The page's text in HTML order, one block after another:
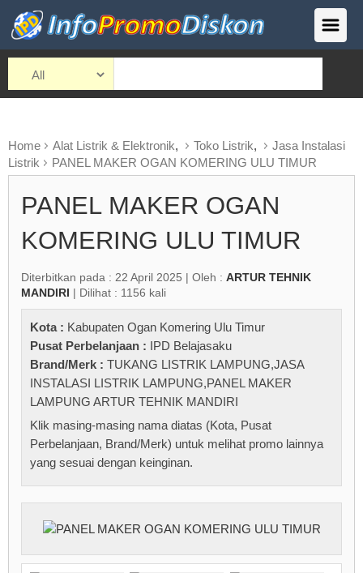
Home Alat Listrik & Elektronik, Toko Listrik,
Jasa Instalasi
Listrik
PANEL MAKER OGAN KOMERING ULU TIMUR
PANEL MAKER OGAN
KOMERING ULU TIMUR
Diterbitkan pada : 22 April 2025 | Oleh : ARTUR TEHNIK
MANDIRI | Dilihat : 1156 kali
Kota : Kabupaten Ogan Komering Ulu Timur
Pusat Perbelanjaan : IPD Belajasaku
Brand/Merk : TUKANG LISTRIK LAMPUNG,JASA
INSTALASI LISTRIK LAMPUNG,PANEL MAKER
LAMPUNG ARTUR TEHNIK MANDIRI
Klik masing-masing nama diatas (Kota, Pusat
Perbelanjaan, Brand/Merk) untuk melihat promo lainnya
yang sesuai dengan keinginan.